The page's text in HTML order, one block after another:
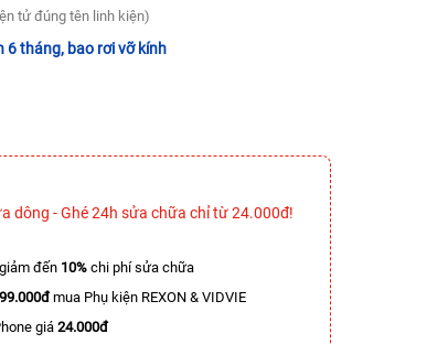
tử đúng tên linh kiện)
6 tháng, bao rơi vỡ kính
dông - Ghé 24h sửa chữa chỉ từ 24.000đ!
giảm đến 10% chi phí sửa chữa
99.000đmua Phụ kiện REXON & VIDVIE
giá 24.000đ